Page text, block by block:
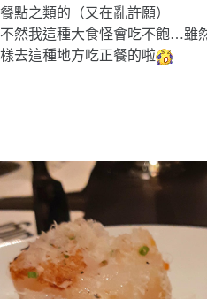
餐點之類的（又在亂許願）
不然我這種大食怪會吃不飽…雖
樣去這種地方吃正餐的啦